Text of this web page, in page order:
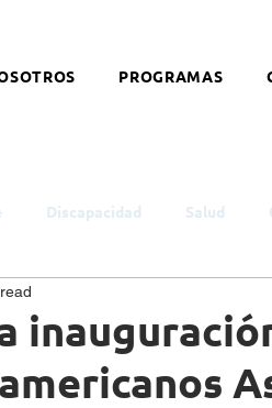
PROGRAMAS
Discapacidad Salud
Empleo
Equitación Discapacidad